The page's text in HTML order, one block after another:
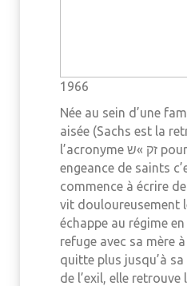
1966
Née au sein d’une
aisée (Sachs est la
l’acronyme זק »ש pour zera kedoshim,
engeance de saints
commence à écrire
vit douloureusement
échappe au régime
refuge avec sa mère
quitte plus jusqu’à
de l’exil, elle retrouve